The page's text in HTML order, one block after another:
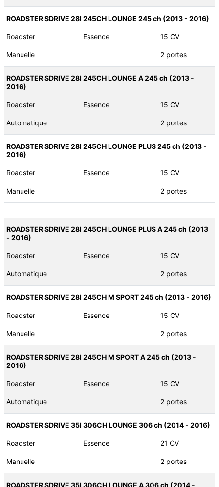
ROADSTER SDRIVE 28I 245CH LOUNGE 245 ch (2013 - 2016)
Roadster Essence 15 CV
Manuelle 2 portes
ROADSTER SDRIVE 28I 245CH LOUNGE A 245 ch (2013 -
2016)
Roadster Essence 15 CV
Automatique 2 portes
ROADSTER SDRIVE 28I 245CH LOUNGE PLUS 245 ch (2013 -
2016)
Roadster Essence 15 CV
Manuelle 2 portes
ROADSTER SDRIVE 28I 245CH LOUNGE PLUS A 245 ch (2013
- 2016)
Roadster Essence 15 CV
Automatique 2 portes
ROADSTER SDRIVE 28I 245CH M SPORT 245 ch (2013 - 2016)
Roadster Essence 15 CV
Manuelle 2 portes
ROADSTER SDRIVE 28I 245CH M SPORT A 245 ch (2013 -
2016)
Roadster Essence 15 CV
Automatique 2 portes
ROADSTER SDRIVE 35I 306CH LOUNGE 306 ch (2014 - 2016)
Roadster Essence 21 CV
Manuelle 2 portes
ROADSTER SDRIVE 35I 306CH LOUNGE A 306 ch (2014 -